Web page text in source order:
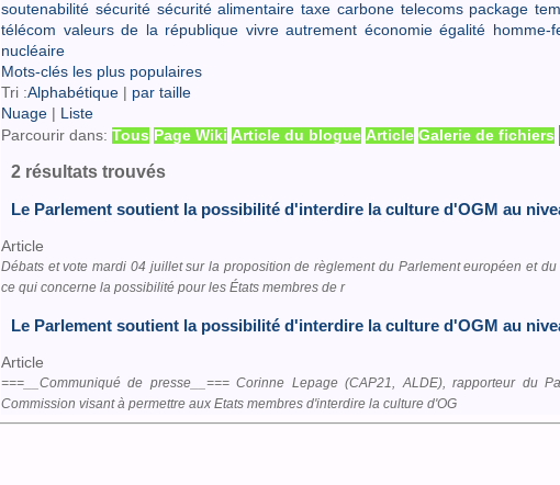
soutenabilité sécurité sécurité alimentaire taxe carbone telecoms package
télécom valeurs de la république vivre autrement économie égalité homme-
nucléaire
Mots-clés les plus populaires
Tri :Alphabétique
par taille
Nuage
Liste
Parcourir dans: Tous Page Wiki Article du blogue Article Galerie de fichiers
2 résultats trouvés
Le Parlement soutient la possibilité d'interdire la culture d'OGM au
Article
Débats et vote mardi 04 juillet sur la proposition de règlement du Parlement européen et
ce qui concerne la possibilité pour les États membres de r
Le Parlement soutient la possibilité d'interdire la culture d'OGM au
Article
===__Communiqué de presse__=== Corinne Lepage (CAP21, ALDE), rapporteur du
Commission visant à permettre aux Etats membres d'interdire la culture d'OG